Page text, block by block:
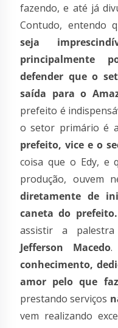
fazendo, e até já
Contudo, entendo
seja
principalmente
defender que o
saída para o
prefeito é
o setor primário é
prefeito, vice e o
coisa que o Edy, e
produção, ouvem
diretamente de
caneta do prefeito.
assistir a
Jefferson Macedo.
conhecimento,
amor pelo que faz
prestando serviços
vem realizando